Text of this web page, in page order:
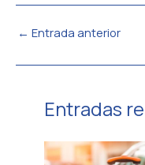
← Entrada anterior
Entradas